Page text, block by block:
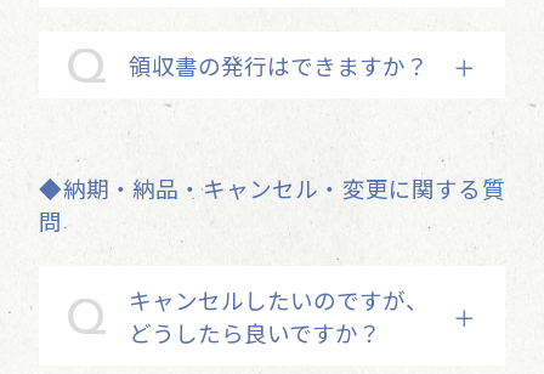
領収書の発行はできますか？
◆納期・納品・キャンセル・変更に関する質
問
キャンセルしたいのですが、
どうしたら良いですか？